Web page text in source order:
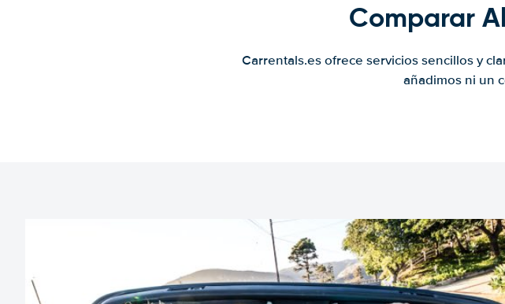
Comparar
Carrentals.es ofrece servicios sencillos y
añadimos ni un